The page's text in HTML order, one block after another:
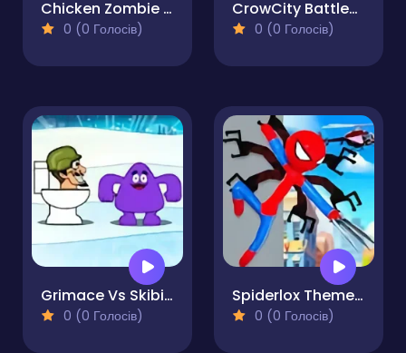
Chicken Zombie Clash
0 (0 Голосів)
CrowCity Battleground
0 (0 Голосів)
Grimace Vs Skibidi
0 (0 Голосів)
Spiderlox Theme Park Battle
0 (0 Голосів)